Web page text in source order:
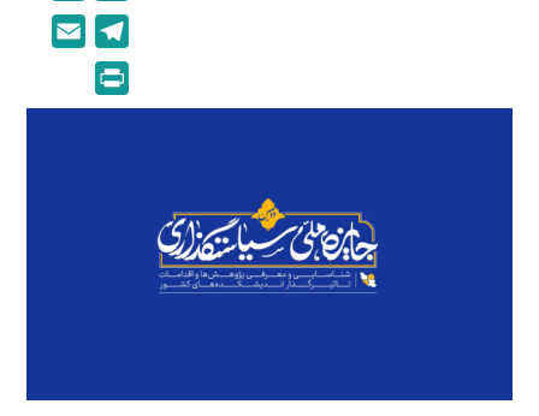
o
p
y
L
i
n
e
e
l
r